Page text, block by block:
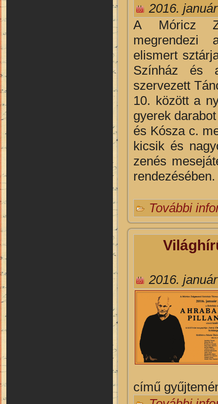
2016.
A Móricz
megrendezi
elismert
Színház és
szervezett
10. között a
gyerek
és Kósza c.
kicsik és
zenés
További
2016.
című